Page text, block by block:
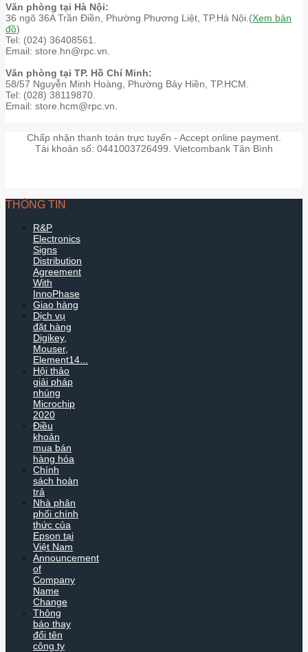
Văn phòng tại Hà Nội:
36 ngõ 36A Trần Điền, Phường Phương Liệt, TP.Hà Nội.(Xem bản
đồ)
Tel: (024) 36408561.
Email: store.hn@rpc.vn.
Văn phòng tại TP. Hồ Chí Minh:
58/57 Nguyễn Minh Hoàng, Phường Bảy Hiền, TP.HCM.
Tel: (028) 38119870.
Email: store.hcm@rpc.vn.
Chấp nhận thanh toán trực tuyến - Accept online payment.
Tài khoản số: 0441003726499. Vietcombank Tân Bình
THÔNG TIN
R&P
Electronics
Signs
Distribution
Agreement
With
InnoPhase
Giao hàng
Dịch vụ
đặt hàng
Digikey,
Mouser,
Element14...
Hội thảo
giải pháp
nhúng
Microchip
2020
Điều
khoản
mua bán
hàng hóa
Chính
sách hoàn
trả
Nhà phân
phối chính
thức của
Epson tại
Việt Nam
Announcement
of
Company
Name
Change
Thông
báo thay
đổi tên
công ty